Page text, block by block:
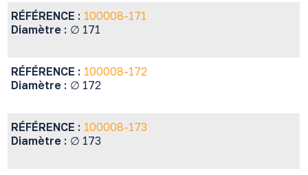
RÉFÉRENCE : 100008-171
Diamètre : ∅ 171
RÉFÉRENCE : 100008-172
Diamètre : ∅ 172
RÉFÉRENCE : 100008-173
Diamètre : ∅ 173